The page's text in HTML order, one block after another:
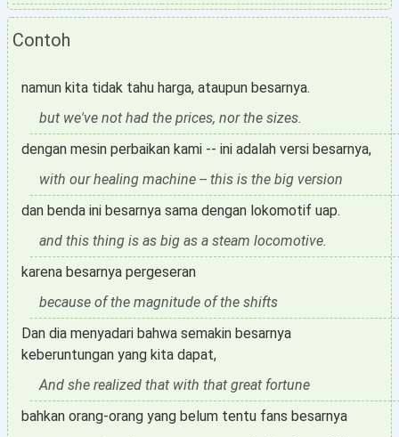
Contoh
namun kita tidak tahu harga, ataupun besarnya.
but we've not had the prices, nor the sizes.
dengan mesin perbaikan kami -- ini adalah versi besarnya,
with our healing machine -- this is the big version
dan benda ini besarnya sama dengan lokomotif uap.
and this thing is as big as a steam locomotive.
karena besarnya pergeseran
because of the magnitude of the shifts
Dan dia menyadari bahwa semakin besarnya
keberuntungan yang kita dapat,
And she realized that with that great fortune
bahkan orang-orang yang belum tentu fans besarnya